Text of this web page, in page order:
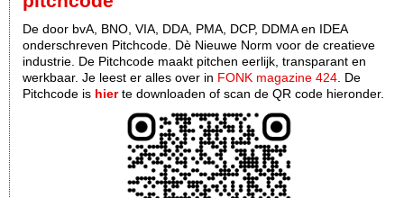
De door bvA, BNO, VIA, DDA, PMA, DCP, DDMA en IDEA
onderschreven Pitchcode. Dè Nieuwe Norm voor de creatieve
industrie. De Pitchcode maakt pitchen eerlijk, transparant en
werkbaar. Je leest er alles over in FONK magazine 424 . De
Pitchcode is hierte downloaden of scan de QR code hieronder.